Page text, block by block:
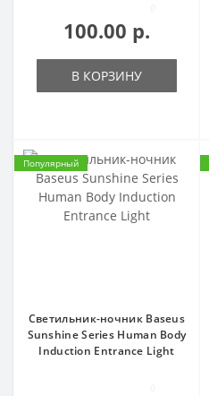
100.00 р.
В КОРЗИНУ
Популярный
Светильник-ночник Baseus
Sunshine Series Human Body
Induction Entrance Light